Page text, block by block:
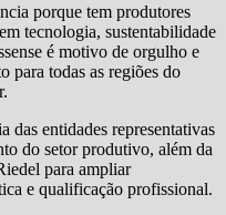
porque tem produtores
tecnologia, sustentabilidade
é motivo de orgulho e
para todas as regiões do
das entidades representativas
do setor produtivo, além da
para ampliar
e qualificação profissional.